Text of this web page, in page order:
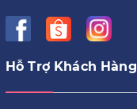
Hỗ Trợ Khách Hàng